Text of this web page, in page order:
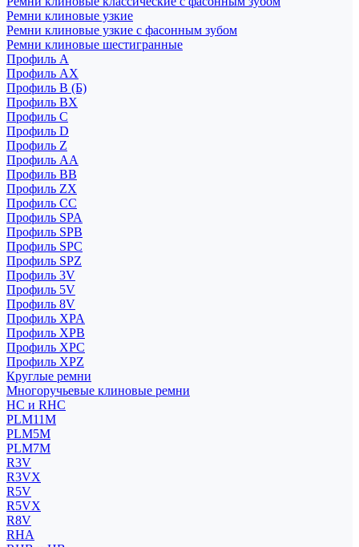
Ремни клиновые узкие
Ремни клиновые узкие с фасонным зубом
Ремни клиновые шестигранные
Профиль A
Профиль AX
Профиль B (Б)
Профиль BX
Профиль C
Профиль D
Профиль Z
Профиль АА
Профиль BB
Профиль ZX
Профиль CC
Профиль SPA
Профиль SPB
Профиль SPC
Профиль SPZ
Профиль 3V
Профиль 5V
Профиль 8V
Профиль XPA
Профиль XPB
Профиль XPC
Профиль XPZ
Круглые ремни
Многоручьевые клиновые ремни
HC и RHC
PLM11M
PLM5M
PLM7M
R3V
R3VX
R5V
R5VX
R8V
RHA